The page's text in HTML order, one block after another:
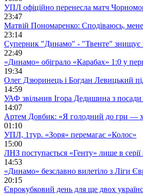
УПЛ офіційно перенесла матч
23:47
Матвій Пономаренко: Сподіваюсь,
23:14
Суперник "Динамо" - "Твенте"
22:49
«Динамо» обіграло «Карабах» 1:0 у
19:34
Олег Дзюринець і Богдан Левицький
14:59
УАФ звільнив Ігора Дедишина з посади
14:07
Артем Довбик: «Я голодний до гри —
01:10
УПЛ, 1тур. «Зоря» перемагає «Колос»
15:00
ЛНЗ поступається «Генту» лише в серії
14:53
«Динамо» безславно вилетіло з Ліги
20:15
Єврокубковий день для ще двох